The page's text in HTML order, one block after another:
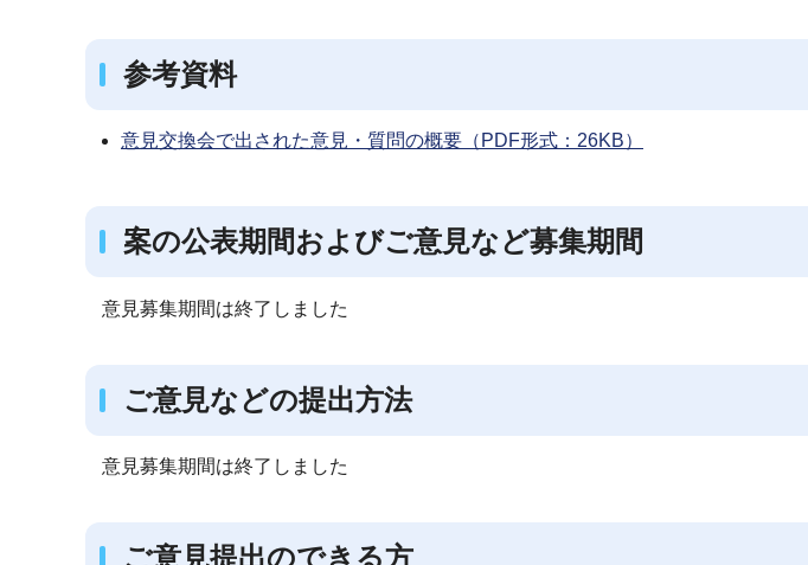
参考資料
意見交換会で出された意見・質問の概要（PDF形式：26KB）
案の公表期間およびご意見など募集期間
意見募集期間は終了しました
ご意見などの提出方法
意見募集期間は終了しました
ご意見提出のできる方